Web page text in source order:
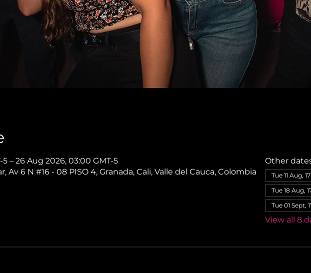
– 26 Aug 2026, 03:00 GMT-5
Av 6 N #16 - 08 PISO 4, Granada, Cali, Valle del Cauca, Colombia
Other
Tue 11 Aug,
Tue 18 Aug,
Tue 01 Sept,
View all 8